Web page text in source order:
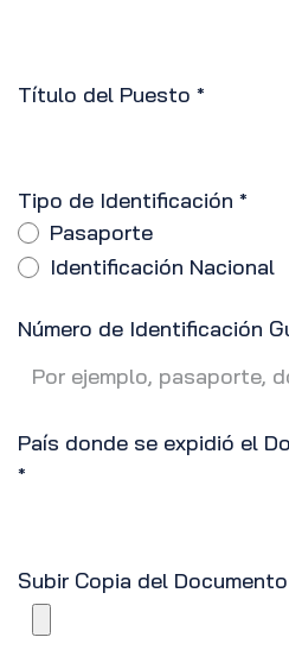
Título del Puesto *
Tipo de Identificación *
Pasaporte
Identificación Nacional
Número de Identificación
País donde se expidió el
*
Subir Copia del